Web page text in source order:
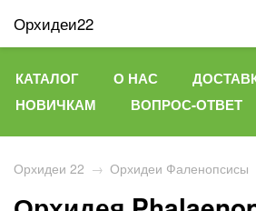
Орхидеи22
КАТАЛОГ О НАС
НОВИЧКАМ
ВОПРОС-ОТВЕТ
Орхидеи 22 → Орхидеи Фаленопсисы